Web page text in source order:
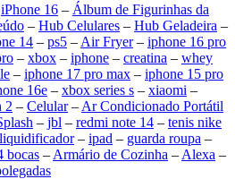
iPhone 16 – Álbum de Figurinhas da
– Hub Celulares – Hub Geladeira –
14 – ps5 – Air Fryer– iphone 16 pro
– xbox – iphone – creatina – whey
– iphone 17 pro max – iphone 15 pro
16e – xbox series s – xiaomi –
2 – Celular– Ar Condicionado Portátil
– jbl – redmi note 14 – tenis nike
liquidificador– ipad – guarda roupa –
bocas – Armário de Cozinha – Alexa –